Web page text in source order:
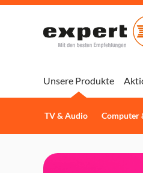
Unsere Produkte
TV & Audio Computer